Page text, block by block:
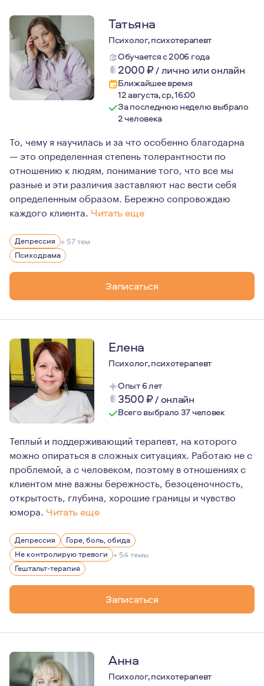
Татьяна
Психолог, психотерапевт
Обучается с 2006 года
2000₽/лично или онлайн
Ближайшее время
12 августа, ср, 16:00
За последнюю неделю выбрало
2 человека
То, чему я научилась и за что особенно благодарна
— это определенная степень толерантности по
отношению к людям, понимание того, что все мы
разные и эти различия заставляют нас вести себя
определенным образом. Бережно сопровождаю
каждого клиента. Читать еще
В работе с вами, я помогаю:
- стать себе опорой, исследуя собственные ресурсы и
- обрести уверенность, почувствовать вдохновение и
- научиться конструктивно реагировать на неудачи,
Депрессия + 57 тем
Психодрама
Записаться
Елена
Психолог, психотерапевт
Опыт 6 лет
3500₽/ онлайн
Всего выбрало 37 человек
Теплый и поддерживающий терапевт, на которого
можно опираться в сложных ситуациях. Работаю не с
проблемой, а с человеком, поэтому в отношениях с
клиентом мне важны бережность, безоценочность,
открытость, глубина, хорошие границы и чувство
юмора. Читать еще
Больше 10 лет работаю онлайн. Мой самый большой
Люблю жизнь, свою семью, книги Макса Фрая, истории
Верю в то, что каждый сам кузнец своего счастья,
Депрессия
Горе, боль, обида
Не контролирую тревоги + 54 темы
Гештальт-терапия
Записаться
Анна
Психолог, психотерапевт